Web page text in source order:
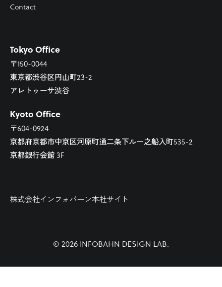
Contact
Tokyo Office
〒150-0044
東京都渋谷区円山町23-2
アレトゥーサ渋谷
Kyoto Office
〒604-0924
京都府京都市中京区河原町通二条下ルー之船入町535-2
京都銀行会館 3F
株式会社インフォバーン本社サイト
© 2026 INFOBAHN DESIGN LAB.